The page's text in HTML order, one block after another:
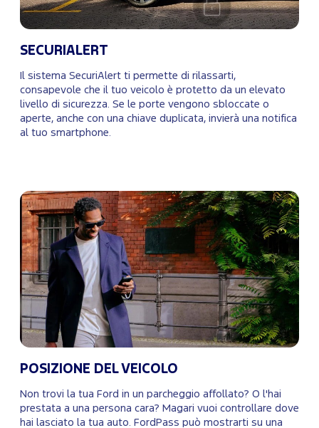
SECURIALERT
Il sistema SecuriAlert ti permette di rilassarti,
consapevole che il tuo veicolo è protetto da un elevato
livello di sicurezza. Se le porte vengono sbloccate o
aperte, anche con una chiave duplicata, invierà una notifica
al tuo smartphone.
POSIZIONE DEL VEICOLO
Non trovi la tua Ford in un parcheggio affollato? O l'hai
prestata a una persona cara? Magari vuoi controllare dove
hai lasciato la tua auto. FordPass può mostrarti su una